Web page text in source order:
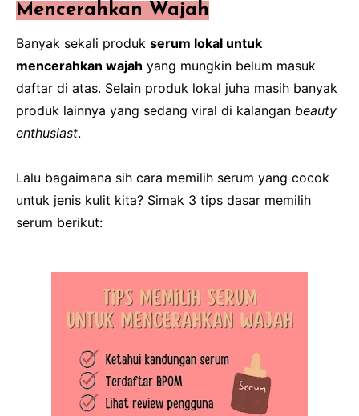
Mencerahkan Wajah
Banyak sekali produk serum lokal untuk
mencerahkan wajah yang mungkin belum masuk
daftar di atas. Selain produk lokal juha masih banyak
produk lainnya yang sedang viral di kalangan beauty
enthusiast.
Lalu bagaimana sih cara memilih serum yang cocok
untuk jenis kulit kita? Simak 3 tips dasar memilih
serum berikut: